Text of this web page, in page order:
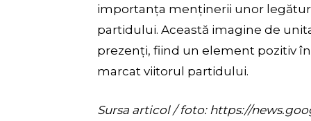
importanța menținerii unor
partidului. Această imagine de
prezenți, fiind un element pozitiv
marcat viitorul partidului.
Sursa articol / foto: https://